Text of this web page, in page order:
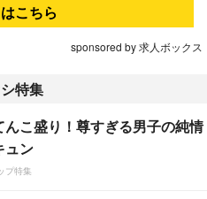
こちら
sponsored by 求人ボックス
特集
んこ盛り！尊すぎる男子の純情
ュン
プ特集